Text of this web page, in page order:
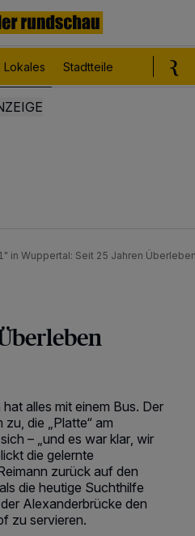
Lokales Stadtteile
in Wuppertal: Seit 25 Jahren
alles mit einem Bus. Der
die „Platte“ am
– „und es war klar, wir
die gelernte
zurück auf den
die heutige Suchthilfe
Alexanderbrücke den
zu servieren.